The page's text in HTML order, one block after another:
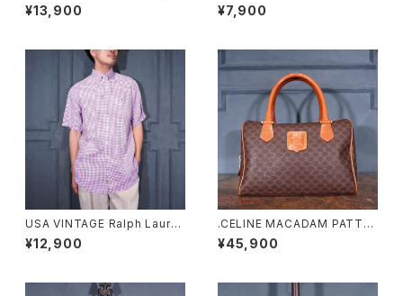
auren HORSE EMBROIDERY
DESIGN HALF SLEEVE BD S
ス刺繍デザイン半袖ボタンダウ
ンシルクリネンシャツ
¥13,900
LACE DESIGN HALF SLEEV
E COTTON BLOUSE/ヨーロ
¥7,900
USA VINTAGE Ralph Laure
n CHECK PATTERNED HOR
SE EMBROIDERY LINEN HA
刺繍リネン半袖ボタンダウンシ
¥12,900
.CELINE MACADAM PATTE
RNED MINI HAND BAG/オー
ルドセリーヌマカダム柄ミニハン
¥45,900